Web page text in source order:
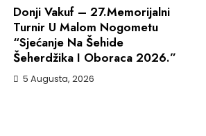
Donji Vakuf – 27.Memorijalni
Turnir U Malom Nogometu
“Sjećanje Na Šehide
Šeherdžika I Oboraca 2026.”
5 Augusta, 2026